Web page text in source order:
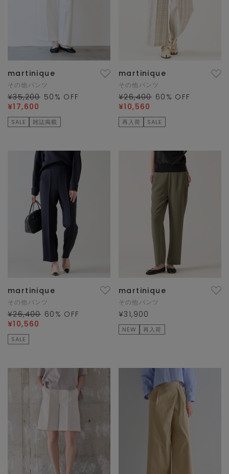
martinique
その他パンツ
¥35,200 50 % OFF
¥17,600
SALE 雑誌掲載
martinique
その他パンツ
¥26,400 60 % OFF
¥10,560
再入荷 SALE
martinique
その他パンツ
¥26,400 60 % OFF
¥10,560
SALE
martinique
その他パンツ
¥31,900
NEW 再入荷